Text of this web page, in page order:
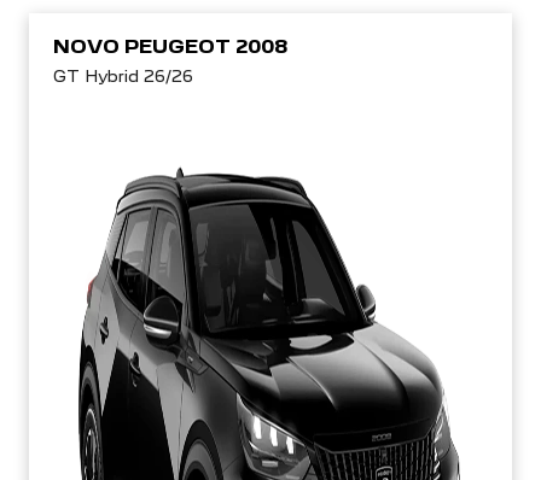
NOVO PEUGEOT 2008
GT Hybrid 26/26